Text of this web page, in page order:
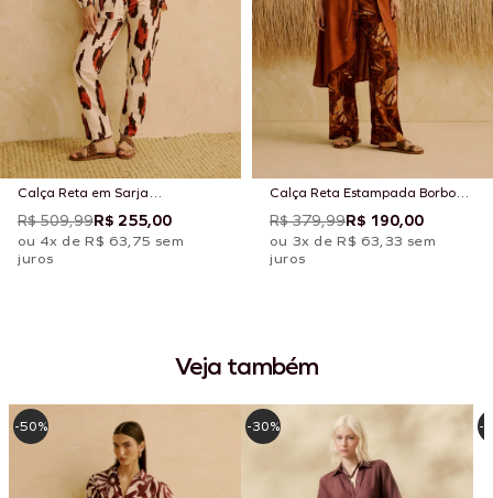
Calça Reta em Sarja
Estampada Chimu Off
R$ 509,99R$ 255,00
ou 4x de R$ 63,75 sem
juros
Calça Reta Estampada Borbo
Boho
R$ 379,99R$ 190,00
ou 3x de R$ 63,33 sem
juros
Veja também
-50% -30% -